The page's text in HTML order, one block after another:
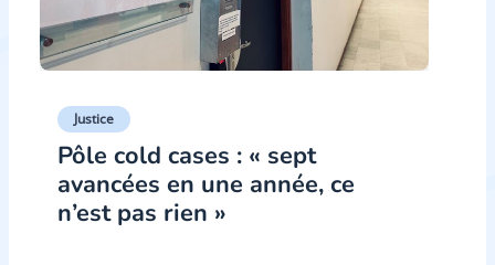
Justice
Pôle cold cases : « sept
avancées en une année, ce
n’est pas rien »